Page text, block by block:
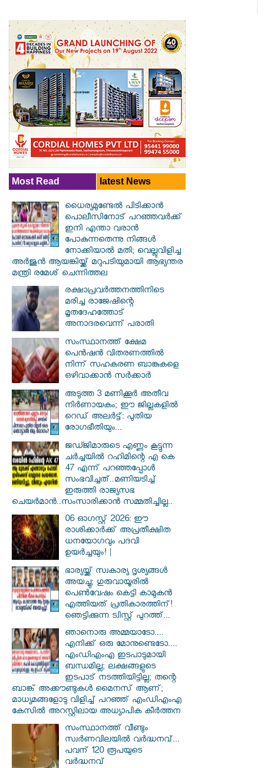
Most Read latest News
ധൈര്യമുണ്ടേൽ പിടിക്കാൻ
പൊലീസിനോട് പറഞ്ഞവർക്ക്
ഇനി എന്താ വരാൻ
പോകുന്നതെന്നു നിങ്ങൾ
നോക്കിയാൽ മതി; വെല്ലുവിളിച്ച
അർജുൻ ആയങ്കിയ്ക്ക് മറുപടിയുമായി ആഭ്യന്തര
മന്ത്രി രമേശ് ചെന്നിത്തല
രക്ഷാപ്രവര്‍ത്തനത്തിനിടെ
മരിച്ച രാജേഷിന്റെ
മൃതദേഹത്തോട്
അനാദരവെന്ന് പരാതി
സംസ്ഥാനത്ത് ക്ഷേമ
പെൻഷൻ വിതരണത്തിൽ
നിന്ന് സഹകരണ ബാങ്കുകളെ
ഒഴിവാക്കാൻ സർക്കാർ
അടുത്ത 3 മണിക്കൂർ അതീവ
നിർണായകം; ഈ ജില്ലകളിൽ
റെഡ് അലർട്ട്: പുതിയ
രോഗഭീതിയും...
ജഡ്ജിമാരുടെ എണ്ണം കൂട്ടുന്ന
ചർച്ചയിൽ റഹിമിന്റെ എ കെ
47 എന്ന് പറഞ്ഞപ്പോൾ
സംഭവിച്ചത്..മണിയടിച്ച്
ഇരുത്തി രാജ്യസഭ
ചെയർമാൻ..സംസാരിക്കാൻ സമ്മതിച്ചില്ല..
06 ഓഗസ്റ്റ് 2026: ഈ
രാശിക്കാർക്ക് അപ്രതീക്ഷിത
ധനയോഗവും പദവി
ഉയർച്ചയും! |
ഭാര്യയ്ക്ക് സ്വകാര്യ ദൃശ്യങ്ങൾ
അയച്ചു; ഗുരുവായൂരിൽ
പെൺവേഷം കെട്ടി കാമുകൻ
എത്തിയത് പ്രതികാരത്തിന്!
ഞെട്ടിക്കുന്ന ട്വിസ്റ്റ് പുറത്ത്...
ഞാനൊരു അമ്മയാടോ....
എനിക്ക് ഒരു മോനുണ്ടെടോ....
എംഡിഎംഎ ഇടപാടുമായി
ബന്ധമില്ല; ലക്ഷങ്ങളുടെ
ഇടപാട് നടത്തിയിട്ടില്ല; തന്റെ
ബാങ്ക് അക്കൗണ്ടുകൾ മൈനസ് ആണ്;
മാധ്യമങ്ങളോടു വിളിച്ച് പറഞ്ഞ് എംഡിഎംഎ
കേസിൽ അറസ്റ്റിലായ അധ്യാപിക കീർത്തന
സംസ്ഥാനത്ത് വീണ്ടും
സ്വർണവിലയിൽ വർദ്ധനവ്...
പവന് 120 രൂപയുടെ
വർദ്ധനവ്